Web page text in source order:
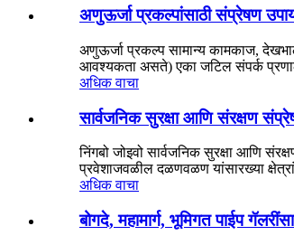
अणुऊर्जा प्रकल्पांसाठी संप्रेषण
अणुऊर्जा प्रकल्प सामान्य कामकाज,
आवश्यकता असते) एका जटिल संपर्क
अधिक वाचा
सार्वजनिक सुरक्षा आणि संरक्षण
निंगबो जोइवो सार्वजनिक सुरक्षा आणि
प्रवेशाजवळील दळणवळण यांसारख्या
अधिक वाचा
बोगदे, महामार्ग, भूमिगत पाईप